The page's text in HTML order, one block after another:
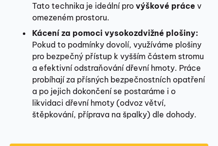
Tato technika je ideální pro výškové práce v
omezeném prostoru.
Kácení za pomoci vysokozdvižné plošiny:
Pokud to podmínky dovolí, využíváme plošiny
pro bezpečný přístup k vyšším částem stromu
a efektivní odstraňování dřevní hmoty. Práce
probíhají za přísných bezpečnostních opatření
a po jejich dokončení se postaráme i o
likvidaci dřevní hmoty (odvoz větví,
štěpkování, příprava na špalky) dle dohody.